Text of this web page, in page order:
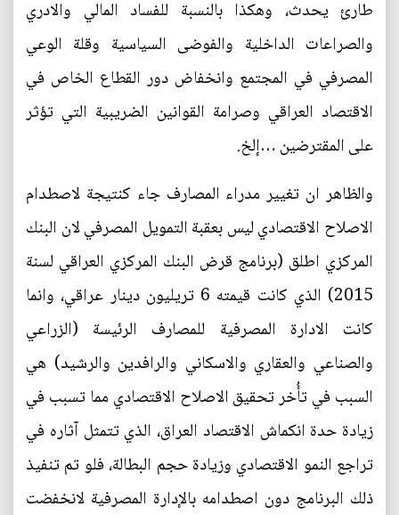
طارئ يحدث، وهكذا بالنسبة للفساد المالي والادري
والصراعات الداخلية والفوضى السياسية وقلة الوعي
المصرفي في المجتمع وانخفاض دور القطاع الخاص في
الاقتصاد العراقي وصرامة القوانين الضريبية التي تؤثر
على المقترضين …إلخ.
والظاهر ان تغيير مدراء المصارف جاء كنتيجة لاصطدام
الاصلاح الاقتصادي ليس بعقبة التمويل المصرفي لان البنك
المركزي اطلق (برنامج قرض البنك المركزي العراقي لسنة
2015) الذي كانت قيمته 6 تريليون دينار عراقي، وانما
كانت الادارة المصرفية للمصارف الرئيسة (الزراعي
والصناعي والعقاري والاسكاني والرافدين والرشيد) هي
السبب في تأُخر تحقيق الاصلاح الاقتصادي مما تسبب في
زيادة حدة انكماش الاقتصاد العراق، الذي تتمثل آثاره في
تراجع النمو الاقتصادي وزيادة حجم البطالة، فلو تم تنفيذ
ذلك البرنامج دون اصطدامه بالإدارة المصرفية لانخفضت